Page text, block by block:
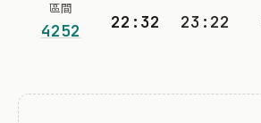
區間
4252 22:32 23:22